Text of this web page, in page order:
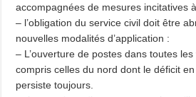
accompagnées de mesures incitatives
– l’obligation du service civil doit être
nouvelles modalités d’application :
– L’ouverture de postes dans toutes
compris celles du nord dont le déficit
persiste toujours.